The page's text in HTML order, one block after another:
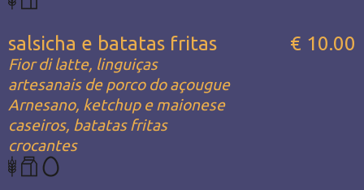
salsicha e batatas fritas
Fior di latte, linguiças
artesanais de porco do açougue
Arnesano, ketchup e maionese
caseiros, batatas fritas
crocantes
€ 10.00